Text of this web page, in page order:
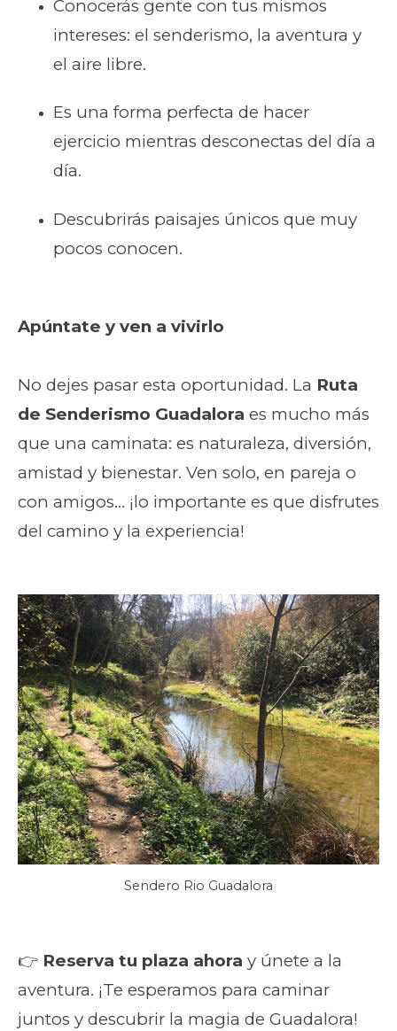
Conocerás gente con tus mismos
intereses: el senderismo, la aventura y
el aire libre.
Es una forma perfecta de hacer
ejercicio mientras desconectas del día a
día.
Descubrirás paisajes únicos que muy
pocos conocen.
Apúntate y ven a vivirlo
No dejes pasar esta oportunidad. La Ruta
de Senderismo Guadalora es mucho más
que una caminata: es naturaleza, diversión,
amistad y bienestar. Ven solo, en pareja o
con amigos… ¡lo importante es que disfrutes
del camino y la experiencia!
Sendero Rio Guadalora
👉 Reserva tu plaza ahora y únete a la
aventura. ¡Te esperamos para caminar
juntos y descubrir la magia de Guadalora!